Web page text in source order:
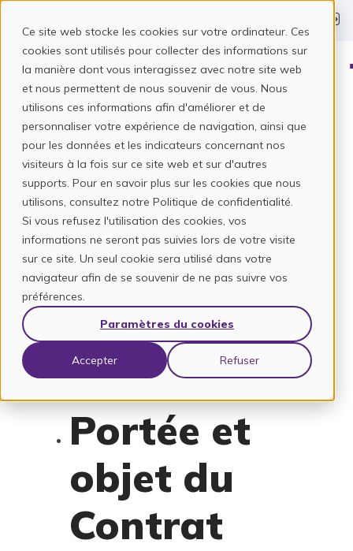
Ce site web stocke les cookies sur votre ordinateur. Ces
cookies sont utilisés pour collecter des informations sur
la manière dont vous interagissez avec notre site web
et nous permettent de nous souvenir de vous. Nous
utilisons ces informations afin d'améliorer et de
personnaliser votre expérience de navigation, ainsi que
pour les données et les indicateurs concernant nos
visiteurs à la fois sur ce site web et sur d'autres
supports. Pour en savoir plus sur les cookies que nous
utilisons, consultez notre Politique de confidentialité.
Si vous refusez l'utilisation des cookies, vos
informations ne seront pas suivies lors de votre visite
sur ce site. Un seul cookie sera utilisé dans votre
navigateur afin de se souvenir de ne pas suivre vos
préférences.
Paramètres du cookies
Accepter Refuser
cas d'utilisation et nos messages sincères.
Contactez-nous
Conditions générales
Conditions Générales de Service (ci-après "CG") pour
les prestations de type Logiciel en tant que Service
(SaaS) par RaiseNow AG et ses sociétés affiliées,
version
Zurich, janvier 2026
Portée et
objet du
Contrat